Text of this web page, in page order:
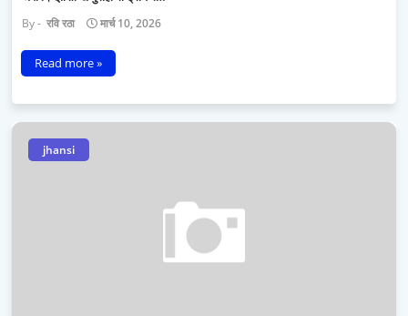
रवि रठा मार्च 10, 2026
Read more »
jhansi